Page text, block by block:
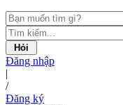
Hỏi
Đăng nhập
|
/
Đăng ký